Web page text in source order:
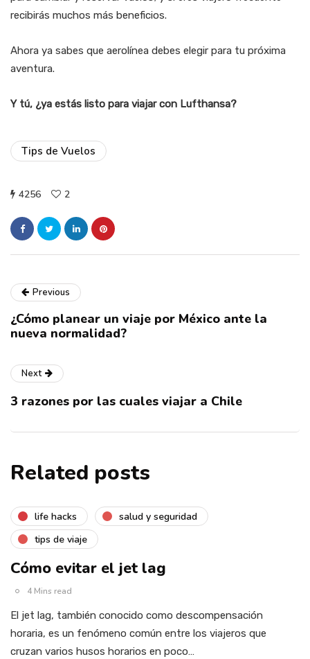
recibirás muchos más beneficios.
Ahora ya sabes que aerolínea debes elegir para tu próxima
aventura.
Y tú, ¿ya estás listo para viajar con Lufthansa?
Tips de Vuelos
4256 2
Previous
¿Cómo planear un viaje por México ante la
nueva normalidad?
Next
3 razones por las cuales viajar a Chile
Related posts
life hacks
salud y seguridad
tips de viaje
Cómo evitar el jet lag
4 Mins read
El jet lag, también conocido como descompensación
horaria, es un fenómeno común entre los viajeros que
cruzan varios husos horarios en poco…